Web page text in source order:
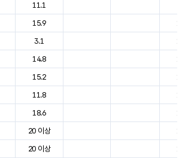
11.1
15.9
3.1
14.8
15.2
11.8
18.6
20 이상
20 이상